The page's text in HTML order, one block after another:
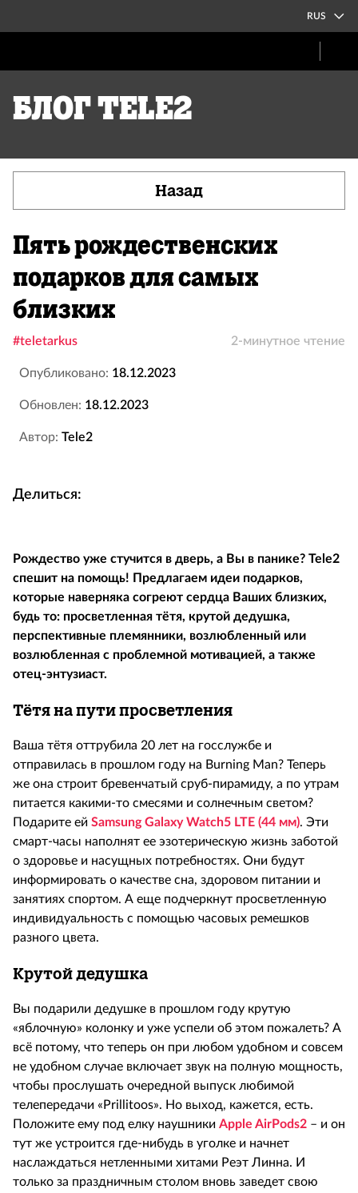
RUS
Блог Tele2
Назад
Пять рождественских
подарков для самых
близких
#teletarkus 2-минутное чтение
Опубликовано: 18.12.2023
Обновлен: 18.12.2023
Автор: Tele2
Делиться:
Рождество уже стучится в дверь, а Вы в панике? Tele2
спешит на помощь! Предлагаем идеи подарков,
которые наверняка согреют сердца Ваших близких,
будь то: просветленная тётя, крутой дедушка,
перспективные племянники, возлюбленный или
возлюбленная с проблемной мотивацией, а также
отец-энтузиаст.
Тётя на пути просветления
Ваша тётя оттрубила 20 лет на госслужбе и
отправилась в прошлом году на Burning Man? Теперь
же она строит бревенчатый сруб-пирамиду, а по утрам
питается какими-то смесями и солнечным светом?
Подарите ей Samsung Galaxy Watch5 LTE (44 мм). Эти
смарт-часы наполнят ее эзотерическую жизнь заботой
о здоровье и насущных потребностях. Они будут
информировать о качестве сна, здоровом питании и
занятиях спортом. А еще подчеркнут просветленную
индивидуальность с помощью часовых ремешков
разного цвета.
Крутой дедушка
Вы подарили дедушке в прошлом году крутую
«яблочную» колонку и уже успели об этом пожалеть? А
всё потому, что теперь он при любом удобном и совсем
не удобном случае включает звук на полную мощность,
чтобы прослушать очередной выпуск любимой
телепередачи «Prillitoos». Но выход, кажется, есть.
Положите ему под елку наушники Apple AirPods2 – и он
тут же устроится где-нибудь в уголке и начнет
наслаждаться нетленными хитами Реэт Линна. И
только за праздничным столом вновь заведет свою